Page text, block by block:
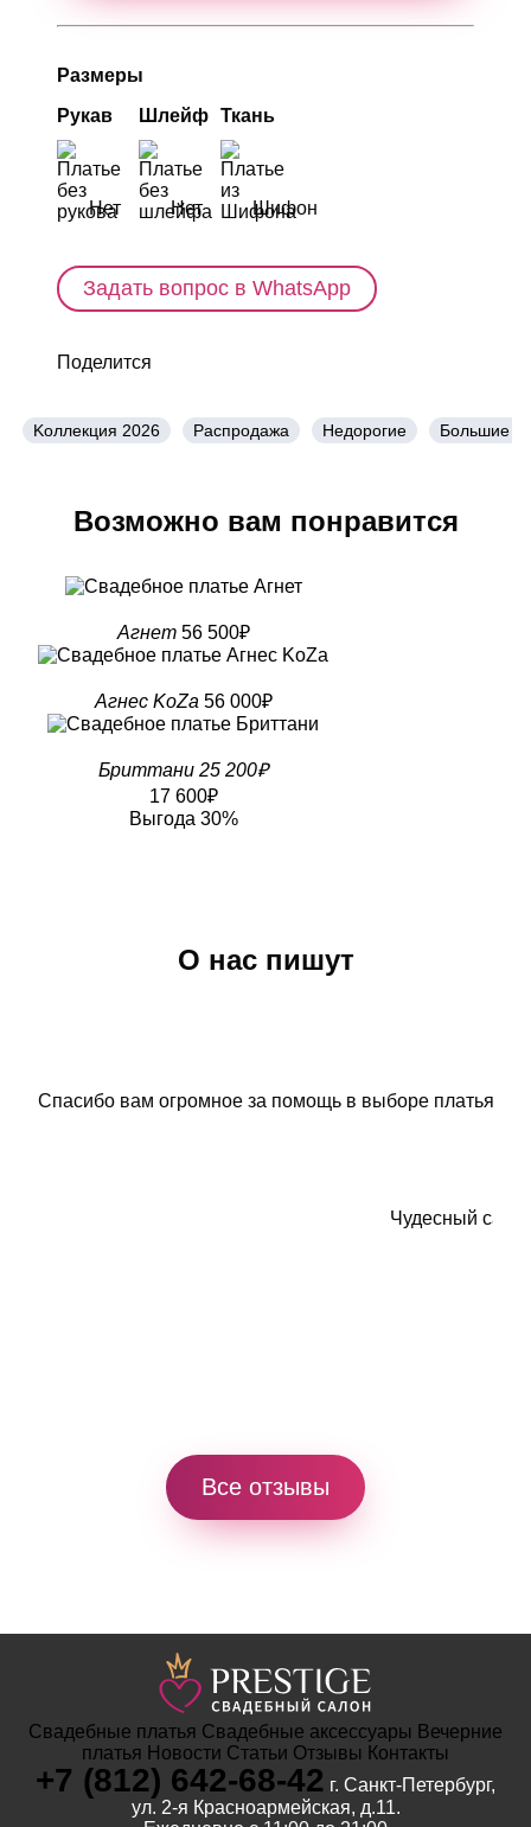
Размеры
Рукав
Нет
Шлейф
Нет
Ткань
Шифон
Задать вопрос в WhatsApp
Поделится
Kоллекция 2026 Распродажа Недорогие Большие
Возможно вам понравится
Агнет 56 500₽
Агнес KoZa 56 000₽
Бриттани 25 200₽
17 600₽
Выгода 30%
О нас пишут
Спасибо вам огромное за помощь в выборе платья!🥰
Чудесный
Все отзывы
Свадебные платья Свадебные аксессуары Вечерние
платья Новости Статьи Отзывы Контакты
+7 (812) 642-68-42 г. Санкт-Петербург,
ул. 2-я Красноармейская, д.11.